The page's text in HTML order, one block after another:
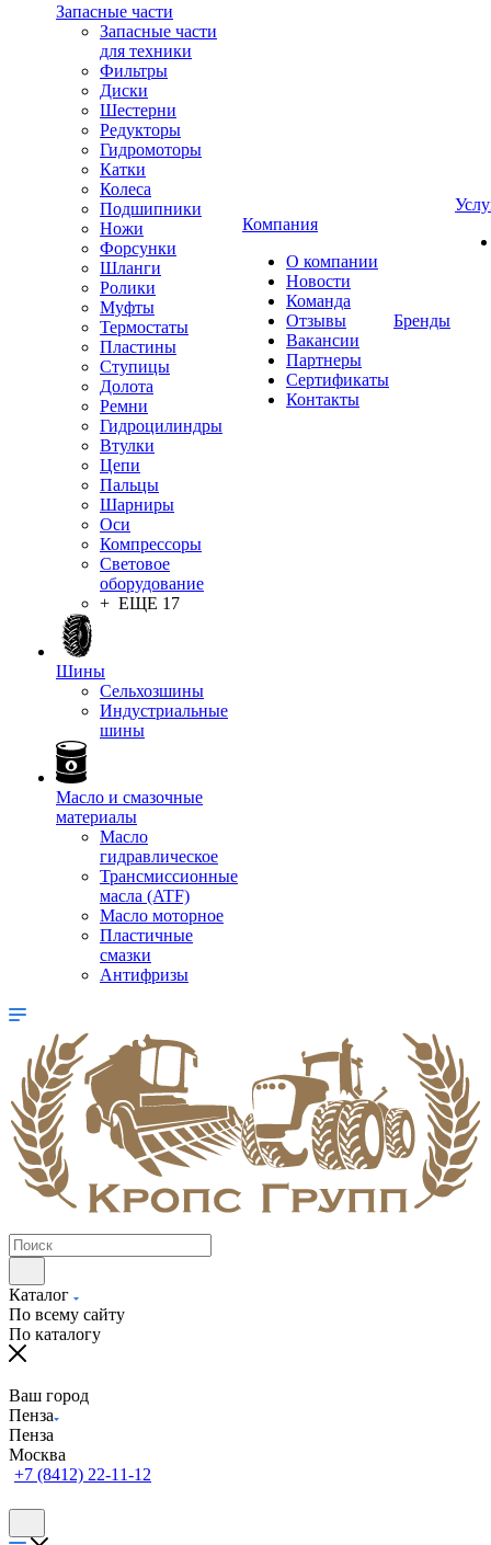
Запасные части
Запасные части
для техники
Фильтры
Диски
Шестерни
Редукторы
Гидромоторы
Катки
Колеса
Подшипники
Ножи
Форсунки
Шланги
Ролики
Муфты
Термостаты
Пластины
Ступицы
Долота
Ремни
Гидроцилиндры
Втулки
Цепи
Пальцы
Шарниры
Оси
Компрессоры
Световое
оборудование
+ ЕЩЕ 17
Шины
Сельхозшины
Индустриальные
шины
Масло и смазочные
материалы
Масло
гидравлическое
Трансмиссионные
масла (ATF)
Масло моторное
Пластичные
смазки
Антифризы
Компания
О компании
Новости
Команда
Отзывы
Вакансии
Партнеры
Сертификаты
Контакты
Бренды
Каталог
По всему сайту
По каталогу
Ваш город
Пенза
Пенза
Москва
+7 (8412) 22-11-12